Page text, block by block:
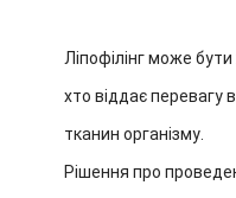
Ліпофілінг може
хто віддає перевагу
тканин організму.
Рішення про